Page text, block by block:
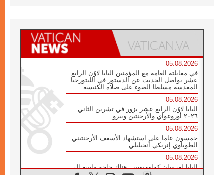
05.08.2026
في مقابلته العامة مع المؤمنين البابا لاوُن الرابع
عشر يواصل الحديث عن الدستور في الليتورجيا
المقدسة مسلطا الضوء على صلاة الكنيسة
05.08.2026
البابا لاوُن الرابع عشر يزور في تشرين الثاني
٢٠٢٦ أوروغواي والأرجنتين وبيرو
05.08.2026
خمسون عاما على استشهاد الأسقف الأرجنتيني
الطوباوي إنريكي أنجيليلي
05.08.2026
البابا لفرسان كولومبوس: هناك حاجة ماسة إلى